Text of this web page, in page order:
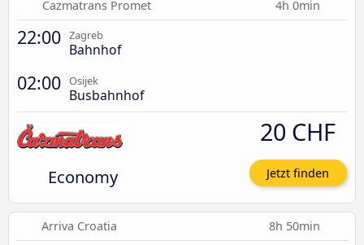
Cazmatrans Promet 4h 0min
22:00 Zagreb
Bahnhof
02:00 Osijek
Busbahnhof
Economy
20 CHF
Jetzt finden
Arriva Croatia 8h 50min